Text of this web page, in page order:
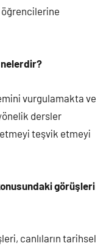
nelerdir?
vurgulamakta ve
dersler
teşvik etmeyi
görüşleri
canlıların tarihsel